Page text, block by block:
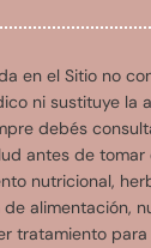
en el Sitio no
ni sustituye la
debés
antes de tomar
nutricional,
alimentación,
tratamiento